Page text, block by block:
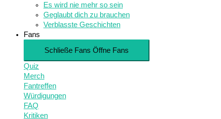
Es wird nie mehr so sein
Geglaubt dich zu brauchen
Verblasste Geschichten
Fans
Schließe Fans Öffne Fans
Quiz
Merch
Fantreffen
Würdigungen
FAQ
Kritiken